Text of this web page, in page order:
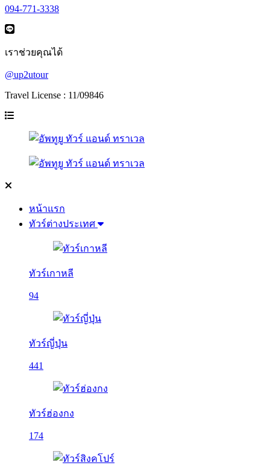
094-771-3338
เราช่วยคุณได้
@up2utour
Travel License : 11/09846
หน้าแรก
ทัวร์ต่างประเทศ
ทัวร์เกาหลี
94
ทัวร์ญี่ปุ่น
441
ทัวร์ฮ่องกง
174